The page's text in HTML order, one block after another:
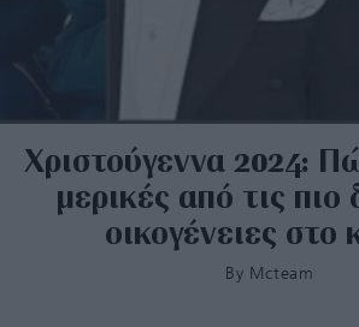
Χριστούγεννα 2024:
μερικές από τις πιο
οικογένειες στο
By Mcteam